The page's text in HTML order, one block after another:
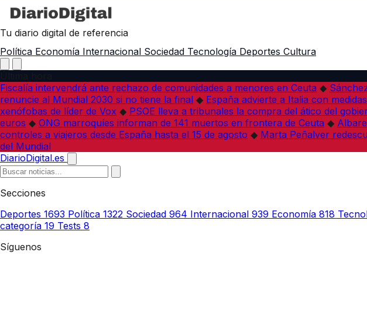
Tu diario digital de referencia
Política Economía Internacional Sociedad Tecnología Deportes Cultura
Fiscalía intervendrá ante rechazo de comunidades a menores en Ceuta ◆
renuncie al Mundial 2030 si no tiene la final ◆ España advierte a Italia con
xenófobas de líder de Vox ◆ PSOE lleva a tribunales la compra del ático del
euros ◆ ONG marroquíes informan de 141 muertos en frontera de Ceuta ◆
controles a viajeros desde España hasta el 15 de agosto ◆ Marta Peñalver
del Mundial
DiarioDigital.es
Secciones
Deportes 1693 Política 1322 Sociedad 964 Internacional 939 Economía 818
categoría 19 Tests 8
Síguenos